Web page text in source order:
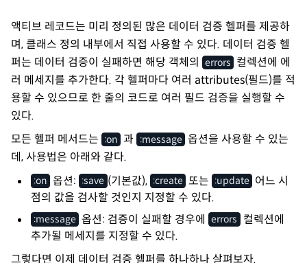
액티브 레코드는 미리 정의된 많은 데이터 검증 헬퍼를 제공하
며, 클래스 정의 내부에서 직접 사용할 수 있다. 데이터 검증 헬
퍼는 데이터 검증이 실패하면 해당 객체의
errors 컬렉션에 에
러 메세지를 추가한다. 각 헬퍼마다 여러 attributes(필드)를 적
용할 수 있으므로 한 줄의 코드로 여러 필드 검증을 실행할 수
있다.
모든 헬퍼 메서드는 :on 과 :message 옵션을 사용할 수 있는
데, 사용법은 아래와 같다.
:on 옵션: :save (기본값), :create 또는 :update 어느 시
점의 값을 검사할 것인지 지정할 수 있다.
:message 옵션: 검증이 실패할 경우에 errors 컬렉션에
추가될 메세지를 지정할 수 있다.
그렇다면 이제 데이터 검증 헬퍼를 하나하나 살펴보자.